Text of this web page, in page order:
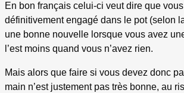
En bon français celui-ci veut dire que
définitivement engagé dans le pot (selon
une bonne nouvelle lorsque vous avez
l’est moins quand vous n’avez rien.
Mais alors que faire si vous devez donc
main n’est justement pas très bonne, au